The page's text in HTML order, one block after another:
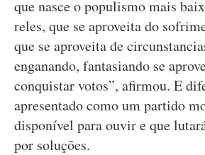
que nasce o populismo mais
reles, que se aproveita do
que se aproveita de
enganando, fantasiando se
conquistar votos”, afirmou. E
apresentado como um partido
disponível para ouvir e que
por soluções.